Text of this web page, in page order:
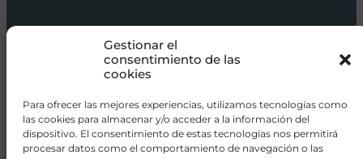
Gestionar el
consentimiento de las
cookies
Para ofrecer las mejores experiencias, utilizamos tecnologías como
las cookies para almacenar y/o acceder a la información del
dispositivo. El consentimiento de estas tecnologías nos permitirá
procesar datos como el comportamiento de navegación o las
Carros de bebé
Sillas de paseo
Alimentación
Hogar
Viajar